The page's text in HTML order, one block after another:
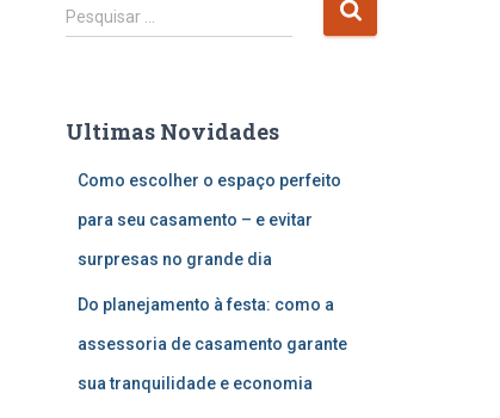
P
e
i
Pesquisar …
Ultimas Novidades
Como escolher o espaço perfeito
para seu casamento – e evitar
surpresas no grande dia
Do planejamento à festa: como a
assessoria de casamento garante
sua tranquilidade e economia